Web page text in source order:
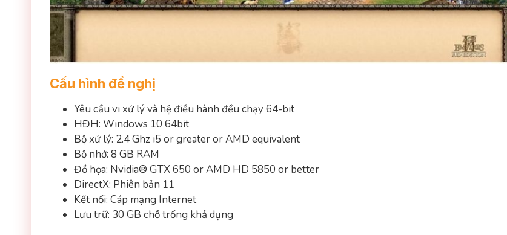
Cấu hình đề nghị
Yêu cầu vi xử lý và hệ điều hành đều chạy 64-bit
HĐH: Windows 10 64bit
Bộ xử lý: 2.4 Ghz i5 or greater or AMD equivalent
Bộ nhớ: 8 GB RAM
Đồ họa: Nvidia® GTX 650 or AMD HD 5850 or better
DirectX: Phiên bản 11
Kết nối: Cáp mạng Internet
Lưu trữ: 30 GB chỗ trống khả dụng